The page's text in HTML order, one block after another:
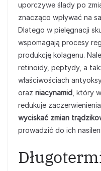
uporczywe ślady po
znacząco wpływać na
Dlatego w pielęgnacji
wspomagają procesy
produkcję kolagenu.
retinoidy, peptydy, a
właściwościach
oraz niacynamid , który
redukuje
wyciskać zmian
prowadzić do ich